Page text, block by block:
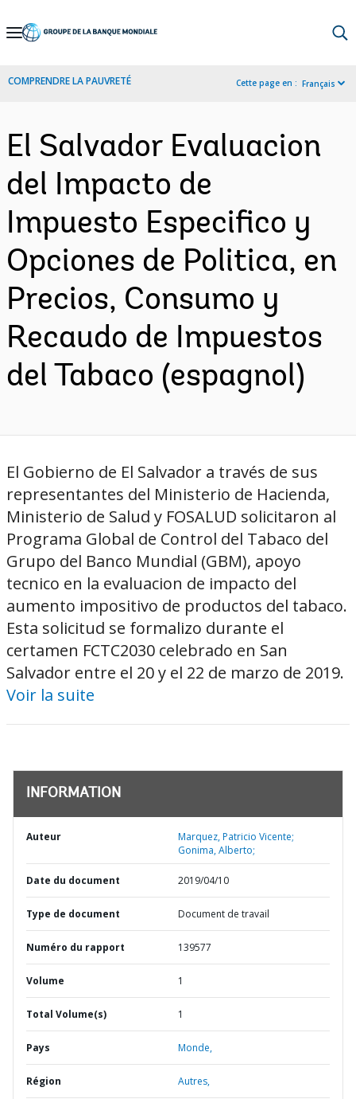
Skip
Navigation
COMPRENDRE LA PAUVRETÉ Cette page en : Français
El Salvador Evaluacion
del Impacto de
Impuesto Especifico y
Opciones de Politica, en
Precios, Consumo y
Recaudo de Impuestos
del Tabaco (espagnol)
El Gobierno de El Salvador a través de sus
representantes del Ministerio de Hacienda,
Ministerio de Salud y FOSALUD solicitaron al
Programa Global de Control del Tabaco del
Grupo del Banco Mundial (GBM), apoyo
tecnico en la evaluacion de impacto del
aumento impositivo de productos del tabaco.
Esta solicitud se formalizo durante el
certamen FCTC2030 celebrado en San
Salvador entre el 20 y el 22 de marzo de 2019.
Voir la suite
INFORMATION
Auteur
Marquez, Patricio Vicente;
Gonima, Alberto;
Date du document 2019/04/10
Type de document Document de travail
Numéro du rapport 139577
Volume 1
Total Volume(s) 1
Pays Monde,
Région Autres,